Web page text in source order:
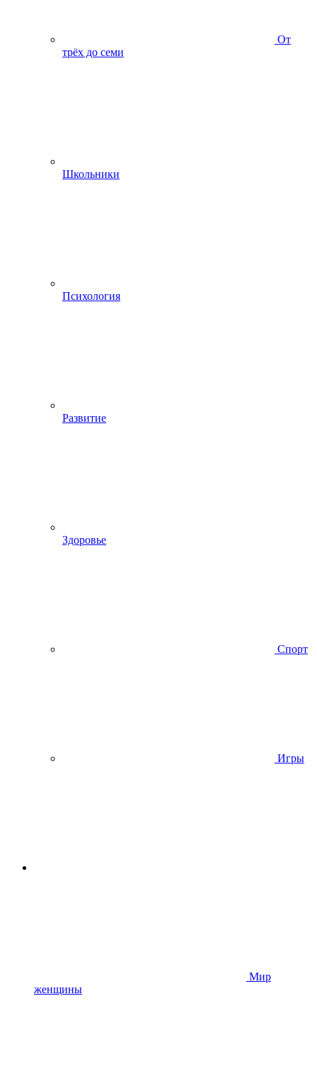
От
трёх до семи
Школьники
Психология
Развитие
Здоровье
Спорт
Игры
Мир
женщины